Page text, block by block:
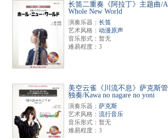
长笛二重奏《阿拉丁》主题曲/A
Whole New World
演奏乐器： 长笛
艺术风格： 动漫原声
音乐形式：暂无
难易程度：3
美空云雀《川流不息》萨克斯管
独奏/Kawa no nagare no yoni
演奏乐器： 萨克斯
艺术风格： 流行音乐
音乐形式：暂无
难易程度：3